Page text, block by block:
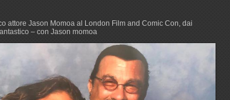
attore Jason Momoa al London Film and Comic Con, dai
– con Jason momoa